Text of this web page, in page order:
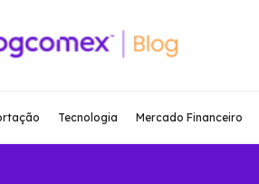
Tecnologia Mercado Financeiro